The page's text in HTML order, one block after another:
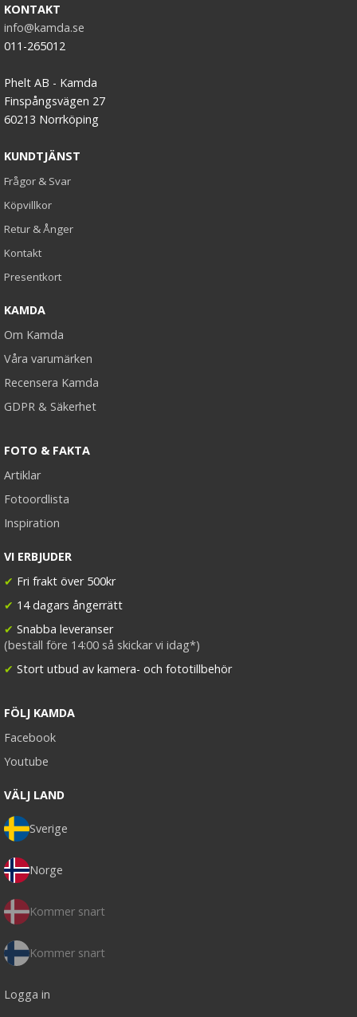
KONTAKT
info@kamda.se
011-265012
Phelt AB - Kamda
Finspångsvägen 27
60213 Norrköping
KUNDTJÄNST
Frågor & Svar
Köpvillkor
Retur & Ånger
Kontakt
Presentkort
KAMDA
Om Kamda
Våra varumärken
Recensera Kamda
GDPR & Säkerhet
FOTO & FAKTA
Artiklar
Fotoordlista
Inspiration
VI ERBJUDER
✔ Fri frakt över 500kr
✔ 14 dagars ångerrätt
✔ Snabba leveranser
(beställ före 14:00 så skickar vi idag*)
✔ Stort utbud av kamera- och fototillbehör
FÖLJ KAMDA
Facebook
Youtube
VÄLJ LAND
Sverige
Norge
Kommer snart
Kommer snart
Logga in